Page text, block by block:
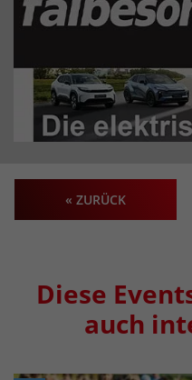
« ZURÜCK
Diese
auch